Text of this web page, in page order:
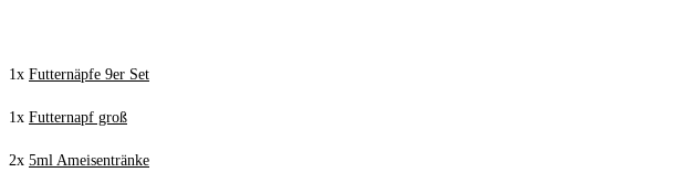
1x Futternäpfe 9er Set
1x Futternapf groß
2x 5ml Ameisentränke